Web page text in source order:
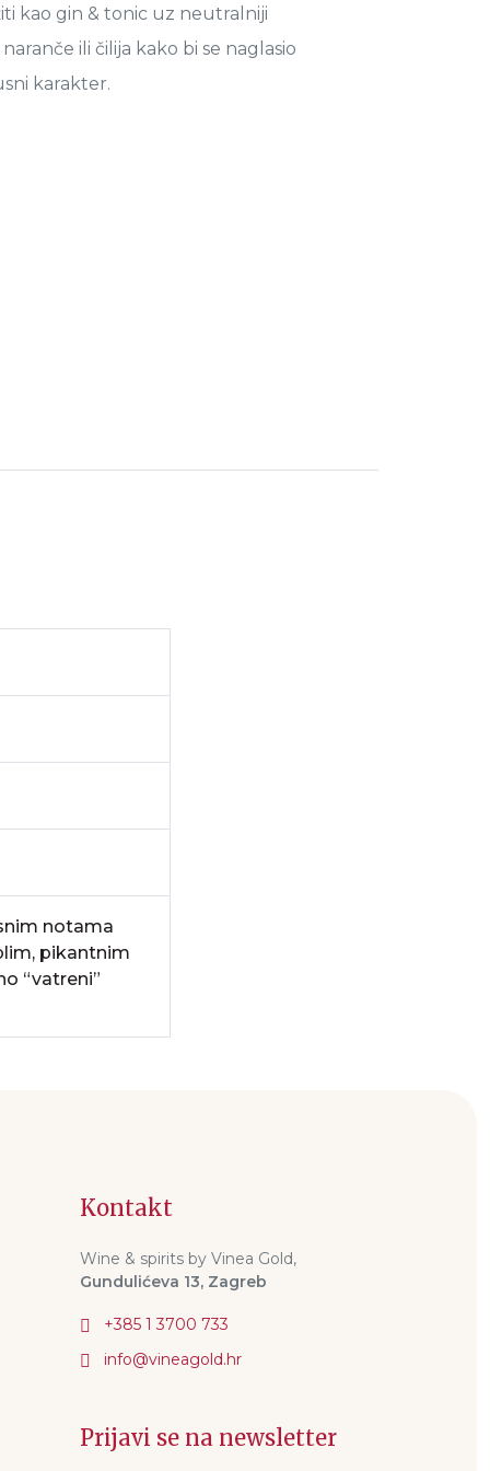
kao gin & tonic uz neutralniji
ili čilija kako bi se naglasio
karakter.
notama
pikantnim
“vatreni”
Kontakt
Wine & spirits by Vinea Gold,
Gundulićeva 13, Zagreb
+385 1 3700 733
Prijavi se na newsletter